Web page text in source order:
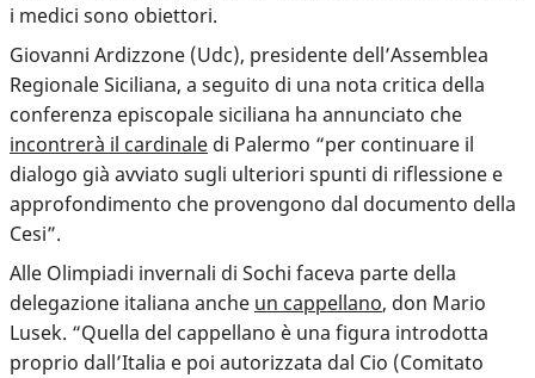
i medici sono obiettori.
Giovanni Ardizzone (Udc), presidente dell’Assemblea
Regionale Siciliana, a seguito di una nota critica della
conferenza episcopale siciliana ha annunciato che
incontrerà il cardinale di Palermo “per continuare il
dialogo già avviato sugli ulteriori spunti di riflessione e
approfondimento che provengono dal documento della
Cesi”.
Alle Olimpiadi invernali di Sochi faceva parte della
delegazione italiana anche un cappellano, don Mario
Lusek. “Quella del cappellano è una figura introdotta
proprio dall’Italia e poi autorizzata dal Cio (Comitato